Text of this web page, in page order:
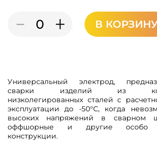
В
Универсальный электрод,
сварки изделий из
низколегированных сталей с
эксплуатации до -50°С, когда
высоких напряжений в сварном
оффшорные и другие особо
конструкции.